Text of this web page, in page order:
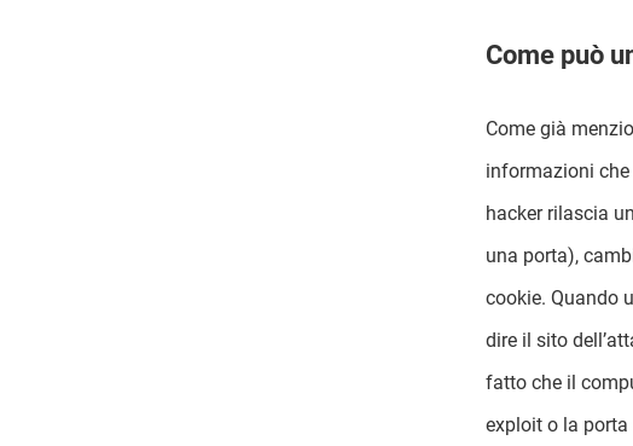
Come può
Come già
informazioni che
hacker rilascia
una porta),
cookie. Quando
dire il sito
fatto che il
exploit o la porta